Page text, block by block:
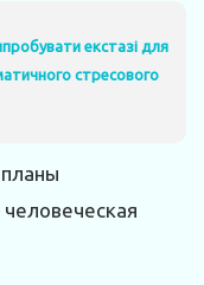
екстазі для
стресового